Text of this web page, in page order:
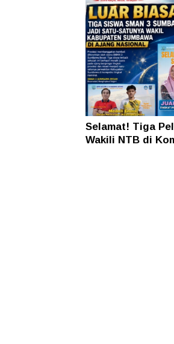
Selamat! Tiga
Wakili NTB di